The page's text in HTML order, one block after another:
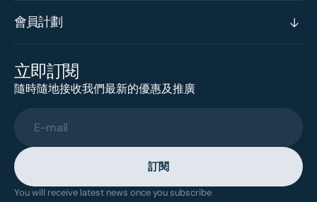
會員計劃
立即訂閱
隨時隨地接收我們最新的優惠及推廣
E-mail
訂閱
You will receive latest news once you subscribe